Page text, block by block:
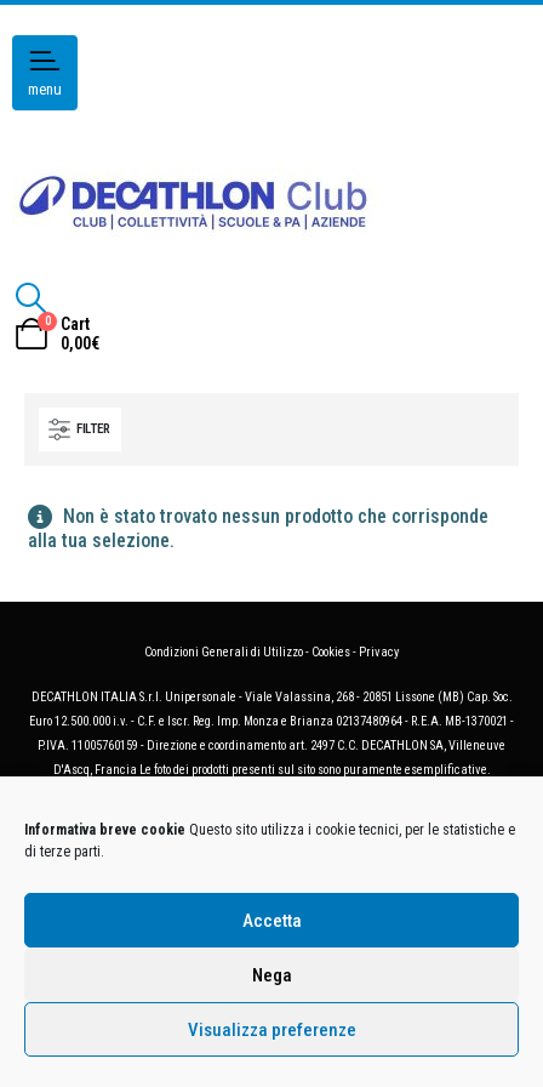
Informativa breve cookie Questo sito utilizza i cookie tecnici, per le statistiche e
di terze parti.
Accetta
Nega
Visualizza preferenze
menu
0
Cart
0,00€
FILTER
Non è stato trovato nessun prodotto che corrisponde
alla tua selezione.
Condizioni Generali di Utilizzo- Cookies- Privacy
DECATHLON ITALIA S.r.l. Unipersonale - Viale Valassina, 268 - 20851 Lissone (MB) Cap. Soc.
Euro 12.500.000 i.v. - C.F. e Iscr. Reg. Imp. Monza e Brianza 02137480964 - R.E.A. MB-1370021 -
P.IVA. 11005760159 - Direzione e coordinamento art. 2497 C.C. DECATHLON SA, Villeneuve
D'Ascq, Francia Le foto dei prodotti presenti sul sito sono puramente esemplificative.